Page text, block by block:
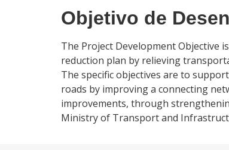
Objetivo de
The Project Development Objective
reduction plan by relieving
The specific objectives are to
roads by improving a connecting
improvements, through
Ministry of Transport and